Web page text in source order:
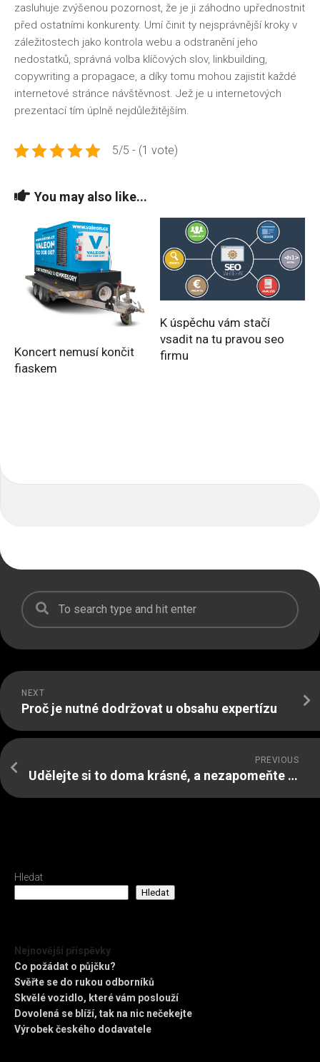
zasluhuje zvýšenou pozornost, že je ji záhodno upřednostnit
před ostatními konkurenty. Umí činit ty nejsprávnější kroky v
záležitostech jako kontrola webu a odstranění jeho
nedostatků, správná volba klíčových slov, linkbuilding,
copywriting a propagace, a díky tomu mohou zajistit každé
internetové stránce návštěvnost. Jež je u internetových
prezentací tím úplně nejdůležitějším.
5/5 - (1 vote)
You may also like...
Koncert nemusí končit
fiaskem
K úspěchu vám stačí
vsadit na tu pravou seo
firmu
NEXT
Proč je nutné dodržovat u obsahu expertízu
PREVIOUS
Udělejte si to doma krásné, a nezapomeňte ani na zásuvky!
Hledat
Hledat
Nejnovější příspěvky
Co požádat o půjčku?
Svěřte se do rukou odborníků
Skvělé vozidlo, které vám poslouží
Dovolená se blíží, tak na nic nečekejte
Výrobek českého dodavatele